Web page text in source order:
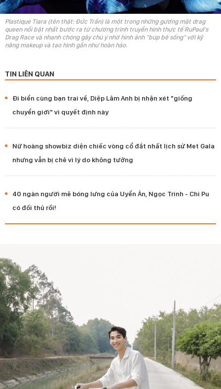
Plastique Tiara (tên thật: Đức Trần) là một trong những gương mặt drag
queen nổi bật nhất bước ra từ chương trình truyền hình thực tế RuPaul's
Drag Race và nhanh chóng gây chú ý nhờ hình ảnh "búp bê sống" với kỹ
năng makeup và tạo hình gần như hoàn hảo.
TIN LIÊN QUAN
Đi biển cùng bạn trai về, Diệp Lâm Anh bị nhận xét "giống
chuyển giới" vì quyết định này
Nữ hoàng showbiz diện chiếc vòng cổ đắt nhất lịch sử Met Gala
nhưng vẫn bị chê vì lý do không tưởng
40 ngàn người mê bóng lưng của Uyển Ân, Ngọc Trinh - Chi Pu
có đối thủ rồi!